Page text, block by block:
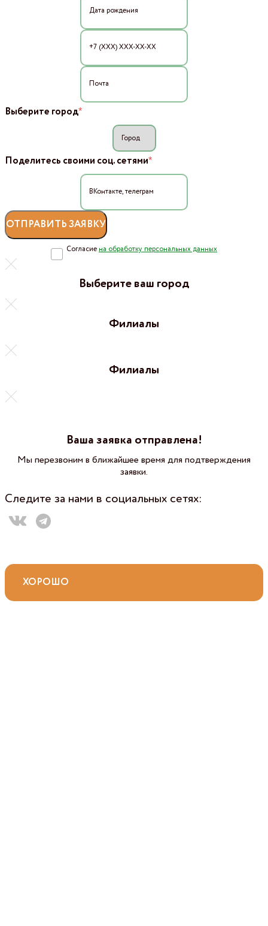
Выберите город*
Поделитесь своими соц. сетями*
Согласие на обработку персональных данных
Выберите ваш город
Филиалы
Филиалы
Ваша заявка отправлена!
Мы перезвоним в ближайшее время для подтверждения
заявки.
Следите за нами в социальных сетях:
ХОРОШО